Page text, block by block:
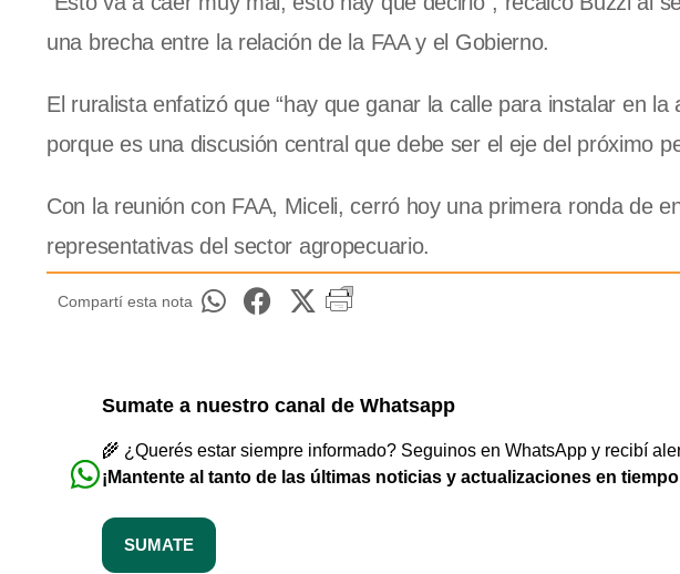
una brecha entre la relación de la FAA y el Gobierno.
El ruralista enfatizó que “hay que ganar la calle para instalar en
porque es una discusión central que debe ser el eje del próximo
Con la reunión con FAA, Miceli, cerró hoy una primera ronda de
representativas del sector agropecuario.
Compartí esta nota
Sumate a nuestro canal de Whatsapp
🌾 ¿Querés estar siempre informado? Seguinos en WhatsApp y recibí
¡Mantente al tanto de las últimas noticias y actualizaciones en
SUMATE